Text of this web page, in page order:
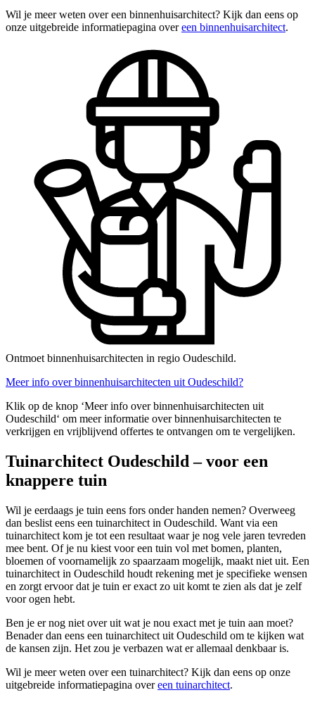
Wil je meer weten over een binnenhuisarchitect? Kijk dan eens op
onze uitgebreide informatiepagina overeen binnenhuisarchitect.
Ontmoet binnenhuisarchitecten in regio Oudeschild.
Meer info over binnenhuisarchitecten uit Oudeschild?
Klik op de knop ‘Meer info over binnenhuisarchitecten uit
Oudeschild‘ om meer informatie over binnenhuisarchitecten te
verkrijgen en vrijblijvend offertes te ontvangen om te vergelijken.
Tuinarchitect Oudeschild – voor een
knappere tuin
Wil je eerdaags je tuin eens fors onder handen nemen? Overweeg
dan beslist eens een tuinarchitect in Oudeschild. Want via een
tuinarchitect kom je tot een resultaat waar je nog vele jaren tevreden
mee bent. Of je nu kiest voor een tuin vol met bomen, planten,
bloemen of voornamelijk zo spaarzaam mogelijk, maakt niet uit. Een
tuinarchitect in Oudeschild houdt rekening met je specifieke wensen
en zorgt ervoor dat je tuin er exact zo uit komt te zien als dat je zelf
voor ogen hebt.
Ben je er nog niet over uit wat je nou exact met je tuin aan moet?
Benader dan eens een tuinarchitect uit Oudeschild om te kijken wat
de kansen zijn. Het zou je verbazen wat er allemaal denkbaar is.
Wil je meer weten over een tuinarchitect? Kijk dan eens op onze
uitgebreide informatiepagina overeen tuinarchitect.